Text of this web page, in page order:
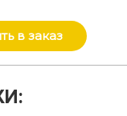
в заказ